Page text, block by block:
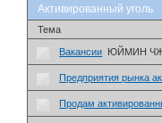
Активированный уголь
Тема
Вакансии ЮЙМИН
Предприятия рынка
Продам